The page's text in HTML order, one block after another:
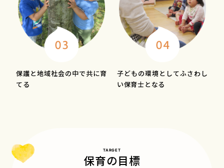
保護と地域社会の中で共に育
てる
子どもの環境としてふさわし
い保育士となる
TARGET
保育の目標